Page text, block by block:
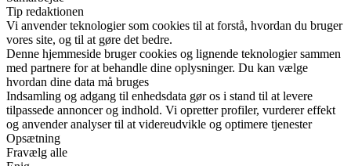
Tip redaktionen
Vi anvender teknologier som cookies til at forstå, hvordan du bruger
vores site, og til at gøre det bedre.
Denne hjemmeside bruger cookies og lignende teknologier sammen
med partnere for at behandle dine oplysninger. Du kan vælge
hvordan dine data må bruges
Indsamling og adgang til enhedsdata gør os i stand til at levere
tilpassede annoncer og indhold. Vi opretter profiler, vurderer effekt
og anvender analyser til at videreudvikle og optimere tjenester
Opsætning
Fravælg alle